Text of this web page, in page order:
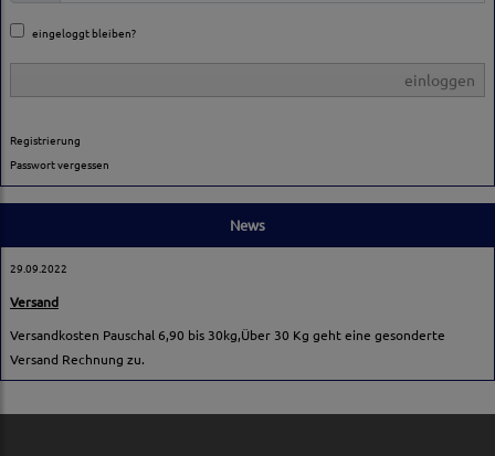
eingeloggt bleiben?
einloggen
Registrierung
Passwort vergessen
News
29.09.2022
Versand
Versandkosten Pauschal 6,90 bis 30kg,Über 30 Kg geht eine gesonderte
Versand Rechnung zu.